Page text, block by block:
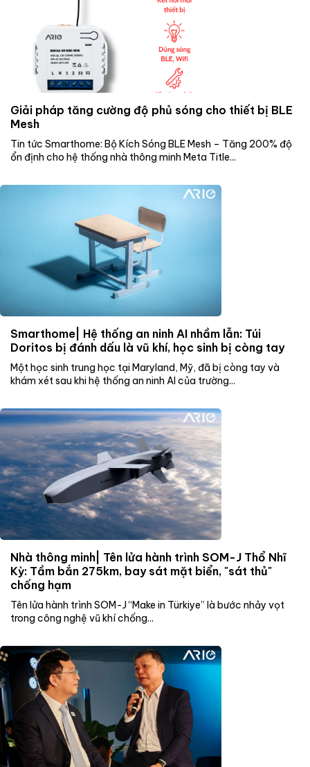
Giải pháp tăng cường độ phủ sóng cho thiết bị BLE
Mesh
Tin tức Smarthome: Bộ Kích Sóng BLE Mesh – Tăng 200% độ
ổn định cho hệ thống nhà thông minh Meta Title...
Smarthome| Hệ thống an ninh AI nhầm lẫn: Túi
Doritos bị đánh dấu là vũ khí, học sinh bị còng tay
Một học sinh trung học tại Maryland, Mỹ, đã bị còng tay và
khám xét sau khi hệ thống an ninh AI của trường...
Nhà thông minh| Tên lửa hành trình SOM-J Thổ Nhĩ
Kỳ: Tầm bắn 275km, bay sát mặt biển, "sát thủ"
chống hạm
Tên lửa hành trình SOM-J “Make in Türkiye” là bước nhảy vọt
trong công nghệ vũ khí chống...